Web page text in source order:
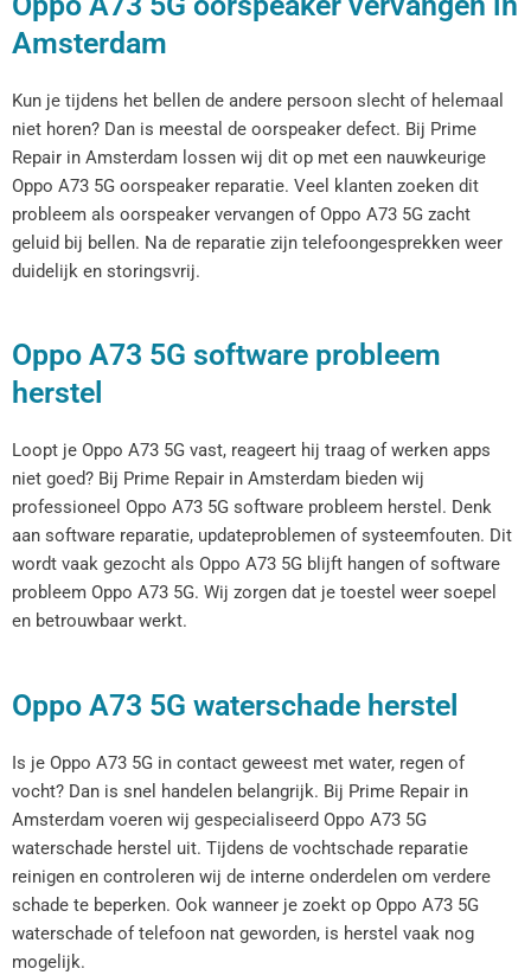
Amsterdam
Kun je tijdens het bellen de andere persoon slecht of helemaal
niet horen? Dan is meestal de oorspeaker defect. Bij Prime
Repair in Amsterdam lossen wij dit op met een nauwkeurige
Oppo A73 5G oorspeaker reparatie. Veel klanten zoeken dit
probleem als oorspeaker vervangen of Oppo A73 5G zacht
geluid bij bellen. Na de reparatie zijn telefoongesprekken weer
duidelijk en storingsvrij.
Oppo A73 5G software probleem
herstel
Loopt je Oppo A73 5G vast, reageert hij traag of werken apps
niet goed? Bij Prime Repair in Amsterdam bieden wij
professioneel Oppo A73 5G software probleem herstel. Denk
aan software reparatie, updateproblemen of systeemfouten. Dit
wordt vaak gezocht als Oppo A73 5G blijft hangen of software
probleem Oppo A73 5G. Wij zorgen dat je toestel weer soepel
en betrouwbaar werkt.
Oppo A73 5G waterschade herstel
Is je Oppo A73 5G in contact geweest met water, regen of
vocht? Dan is snel handelen belangrijk. Bij Prime Repair in
Amsterdam voeren wij gespecialiseerd Oppo A73 5G
waterschade herstel uit. Tijdens de vochtschade reparatie
reinigen en controleren wij de interne onderdelen om verdere
schade te beperken. Ook wanneer je zoekt op Oppo A73 5G
waterschade of telefoon nat geworden, is herstel vaak nog
mogelijk.